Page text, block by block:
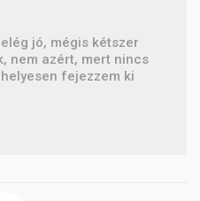
jó, mégis kétszer
nem azért, mert nincs
fejezzem ki